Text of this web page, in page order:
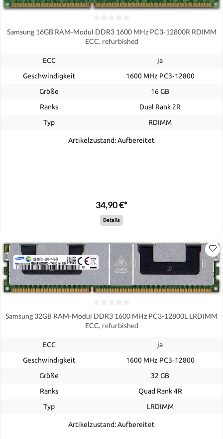
Samsung 16GB RAM-Modul DDR3 1600 MHz PC3-12800R RDIMM
ECC, refurbished
ECC
ja
Geschwindigkeit
1600 MHz PC3‑12800
Größe
16 GB
Ranks
Dual Rank 2R
Typ
RDIMM
Artikelzustand: Aufbereitet
34,90 €*
Details
Samsung 32GB RAM-Modul DDR3 1600 MHz PC3-12800L LRDIMM
ECC, refurbished
ECC
ja
Geschwindigkeit
1600 MHz PC3‑12800
Größe
32 GB
Ranks
Quad Rank 4R
Typ
LRDIMM
Artikelzustand: Aufbereitet